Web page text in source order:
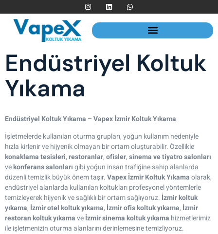
Endüstriyel Koltuk
Yıkama
Endüstriyel Koltuk Yıkama – Vapex İzmir Koltuk Yıkama
İşletmelerde kullanılan oturma grupları, yoğun kullanım nedeniyle
hızla kirlenir ve hijyenik olmayan bir ortam oluşturabilir. Özellikle
konaklama tesisleri,restoranlar,ofisler,sinema ve tiyatro salonları
vekonferans salonlarıgibi yoğun insan trafiğine sahip alanlarda
düzenli temizlik büyük önem taşır.Vapex İzmir Koltuk Yıkamaolarak,
endüstriyel alanlarda kullanılan koltukları profesyonel yöntemlerle
temizleyerek hijyenik ve sağlıklı bir ortam sağlıyoruz. İzmir koltuk
yıkama, İzmir otel koltuk yıkama, İzmir ofis koltuk yıkama, İzmir
restoran koltuk yıkamaveİzmir sinema koltuk yıkama hizmetlerimiz
ile işletmenizin oturma alanlarını derinlemesine temizliyoruz.